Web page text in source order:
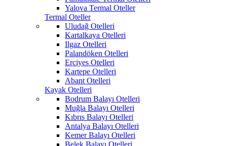
Yalova Termal Oteller
Termal Oteller
Uludağ Otelleri
Kartalkaya Otelleri
Ilgaz Otelleri
Palandöken Otelleri
Erciyes Otelleri
Kartepe Otelleri
Abant Otelleri
Kayak Otelleri
Bodrum Balayı Otelleri
Muğla Balayı Otelleri
Kıbrıs Balayı Otelleri
Antalya Balayı Otelleri
Kemer Balayı Otelleri
Belek Balayı Otelleri